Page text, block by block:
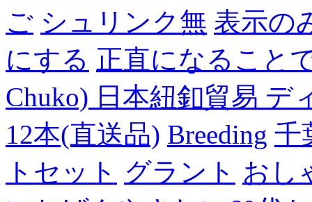
ご シュリンク無 表示の
にする 正直になること
Chuko) 日本紐釦貿易 デ
12本(直送品) Breeding 千
トセット グラント おし